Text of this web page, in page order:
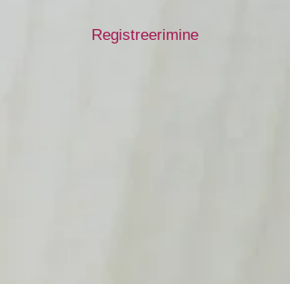
Registreerimine